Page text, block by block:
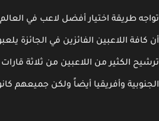
طريقة اختيار أفضل لاعب في العالم
اللاعبين الفائزين في الجائزة
الكثير من اللاعبين من ثلاثة قارات
وأفريقيا أيضاً ولكن جميعهم كانوا